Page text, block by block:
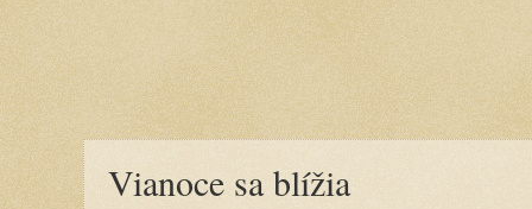
Vianoce sa blížia